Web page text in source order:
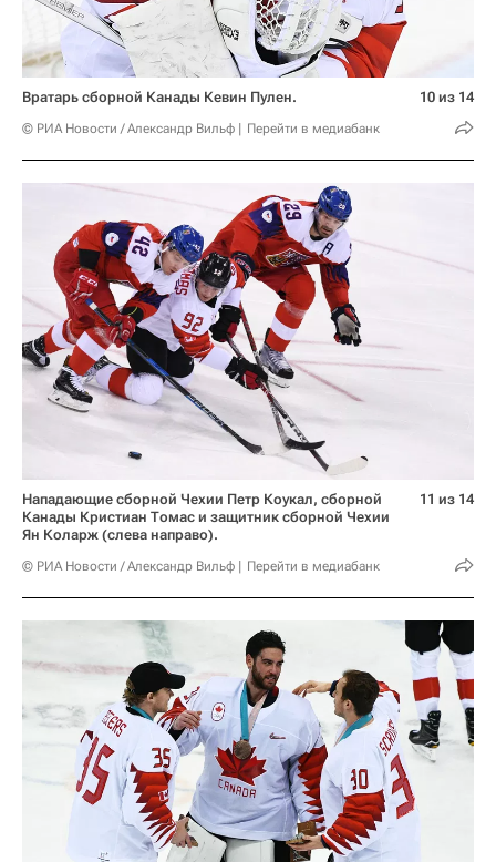
Вратарь сборной Канады Кевин Пулен.
© РИА Новости / Александр Вильф Перейти в медиабанк
10 из 14
Нападающие сборной Чехии Петр Коукал, сборной
Канады Кристиан Томас и защитник сборной Чехии
Ян Коларж (слева направо).
© РИА Новости / Александр Вильф Перейти в медиабанк
11 из 14